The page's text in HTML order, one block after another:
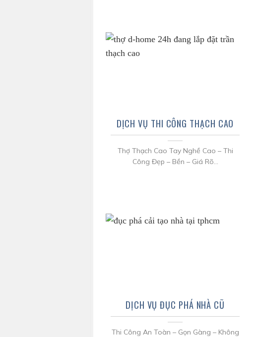
DỊCH VỤ THI CÔNG THẠCH CAO
Thợ Thạch Cao Tay Nghề Cao – Thi
Công Đẹp – Bền – Giá Rõ...
DỊCH VỤ ĐỤC PHÁ NHÀ CŨ
Thi Công An Toàn – Gọn Gàng – Không